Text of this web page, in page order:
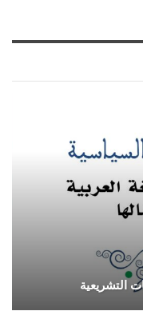
التشريعية